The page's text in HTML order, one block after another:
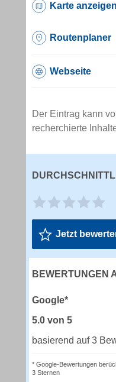
Karte anzeigen
Routenplaner
Webseite
Der Eintrag kann
recherchierte
Jetzt
BEWERTUNGEN
Google*
5.0 von 5
basierend auf 3
* Google-Bewertungen
3 Sternen